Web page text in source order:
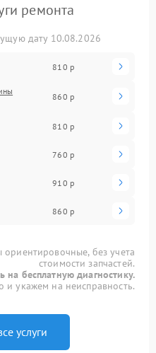
ремонта
дату 10.08.2026
810 р
860 р
810 р
760 р
910 р
860 р
без учета
стоимости запчастей.
на бесплатную диагностику.
укажем на неисправность.
услуги